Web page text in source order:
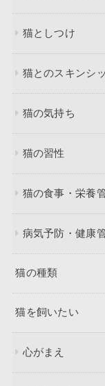
猫としつけ
猫とのスキンシ
猫の気持ち
猫の習性
猫の食事・栄養
病気予防・健康
猫の種類
猫を飼いたい
心がまえ